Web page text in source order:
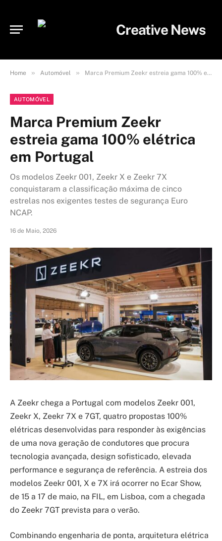
Home » Automóvel » Marca Premium Zeekr estreia gama 100% elétrica em Portugal
AUTOMÓVEL
Marca Premium Zeekr
estreia gama 100% elétrica
em Portugal
Os modelos Zeekr 001, Zeekr X e Zeekr 7X
conquistaram a classificação máxima de cinco
estrelas nos exigentes testes de segurança Euro
NCAP.
16 de Maio, 2026
A Zeekr chega a Portugal com modelos Zeekr 001,
Zeekr X, Zeekr 7X e 7GT, quatro propostas 100%
elétricas desenvolvidas para responder às exigências
de uma nova geração de condutores que procura
tecnologia avançada, design sofisticado, elevada
performance e segurança de referência. A estreia dos
modelos Zeekr 001, X e 7X irá ocorrer no Ecar Show,
de 15 a 17 de maio, na FIL, em Lisboa, com a chegada
do Zeekr 7GT prevista para o verão.
Combinando engenharia de ponta, arquitetura elétrica